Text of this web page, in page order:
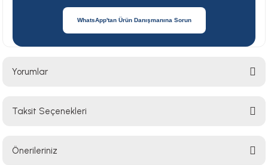
WhatsApp'tan Ürün Danışmanına Sorun
Yorumlar
Taksit Seçenekleri
Önerileriniz